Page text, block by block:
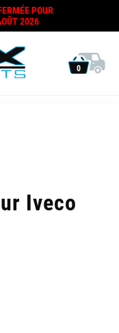
POUR
2026
0
Iveco